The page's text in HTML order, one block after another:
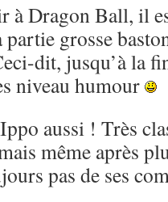
à Dragon Ball, il
grosse
dit, jusqu’à la
niveau humour
aussi ! Très
même après
pas de ses